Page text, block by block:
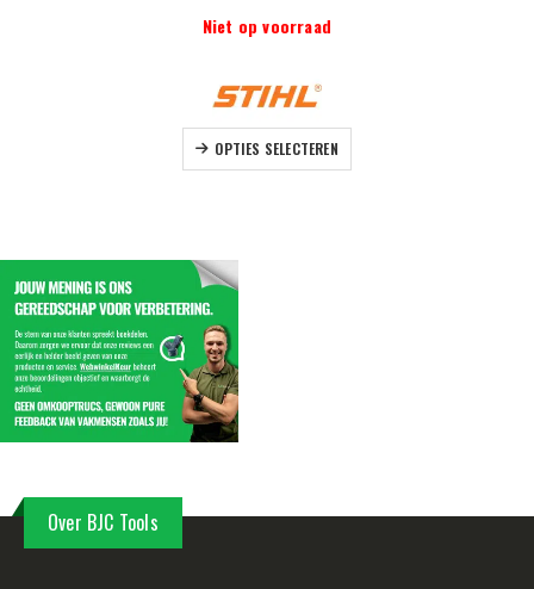
Niet op voorraad
OPTIES SELECTEREN
Dit product heeft meerdere variaties. Deze optie kan gekozen worden op de productpagina
Over BJC Tools